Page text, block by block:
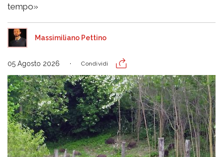
tempo»
Massimiliano Pettino
05 Agosto 2026 Condividi